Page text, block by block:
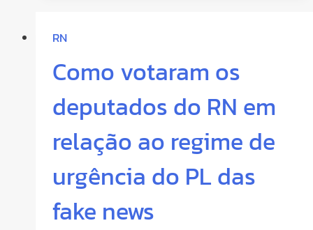
RN
Como votaram os
deputados do RN em
relação ao regime de
urgência do PL das
fake news